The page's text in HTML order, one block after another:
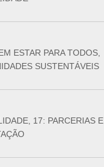
ESTAR PARA TODOS,
SUSTENTÁVEIS
17: PARCERIAS E